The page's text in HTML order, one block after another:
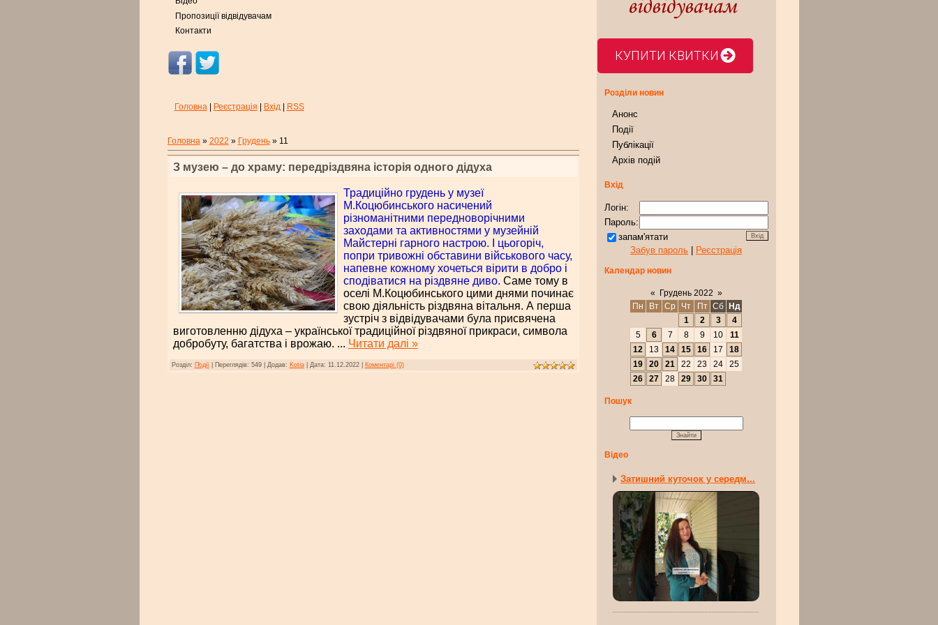
Пропозиції відвідувачам
Контакти
Головна| Реєстрація Вхід| RSS
Головна» 2022 » Грудень » 11
З музею – до храму: передріздвяна історія одного дідуха
Традиційно грудень у музеї
М.Коцюбинського насичений
різноманітними передноворічними
заходами та активностями у музейній
Майстерні гарного настрою. І цьогоріч,
попри тривожні обставини військового часу,
напевне кожному хочеться вірити в добро і
сподіватися на різдвяне диво. Саме тому в
оселі М.Коцюбинського цими днями починає
свою діяльність різдвяна вітальня. А перша
зустріч з відвідувачами була присвячена
виготовленню дідуха – української традиційної різдвяної прикраси, символа
добробуту, багатства і врожаю. ... Читати далі »
Розділ: Події| Переглядів: 549| Додав: Kotia| Дата: 11.12.2022 Коментарі (0)
КУПИТИ КВИТКИ
Розділи новин
Анонс
Події
Публікації
Архів подій
Вхід
Логін:
Пароль:
запам'ятати
Забув пароль
Реєстрація
Календар новин
« Грудень 2022 »
Пн
Вт Ср Чт Пт Сб
Нд
1
2 3
4
5
6 7 8 9 10
11
12
13 14 15 16 17
18
19
20 21 22 23 24
25
26
27 28 29 30 31
Пошук
Відео
Затишний куточок у середм...